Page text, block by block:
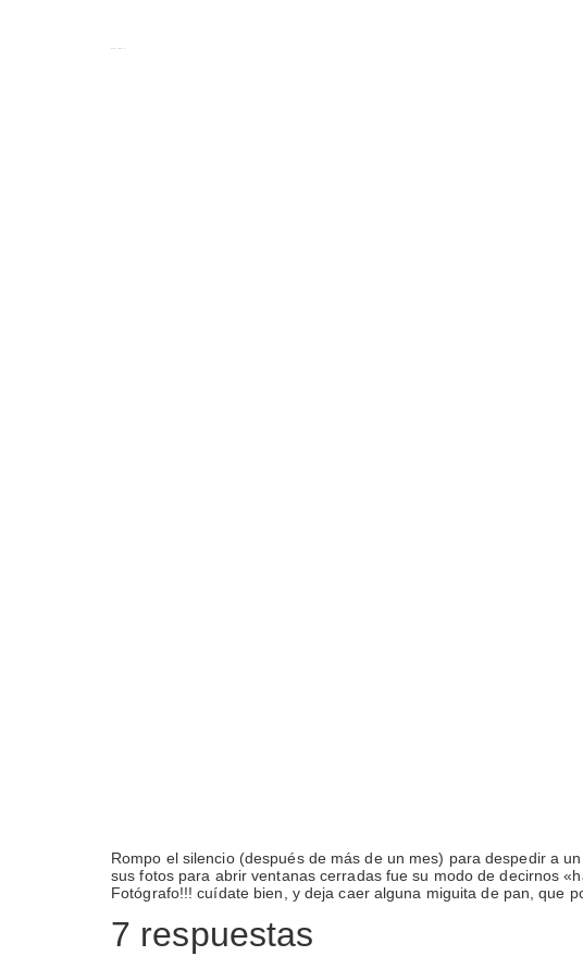
Rompo el silencio (después de más de un mes) para despedir a
sus fotos para abrir ventanas cerradas fue su modo de decirnos
Fotógrafo!!! cuídate bien, y deja caer alguna miguita de pan, que
7 respuestas